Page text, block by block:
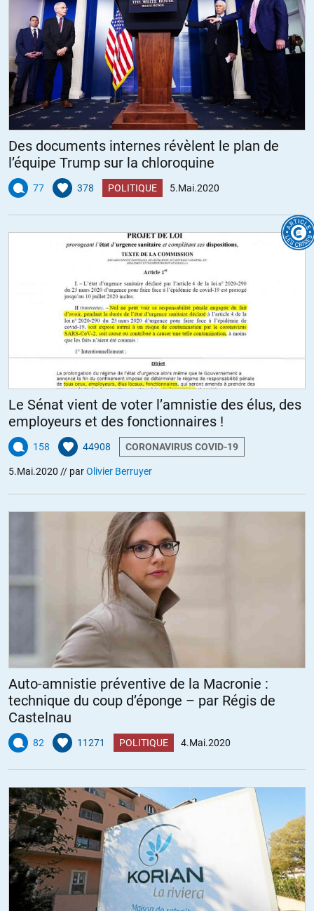
Des documents internes révèlent le plan de
l’équipe Trump sur la chloroquine
77 378 POLITIQUE 5.Mai.2020
Le Sénat vient de voter l’amnistie des élus, des
employeurs et des fonctionnaires !
158 44908 CORONAVIRUS COVID-19
5.Mai.2020 // parOlivier Berruyer
Auto-amnistie préventive de la Macronie :
technique du coup d’éponge – par Régis de
Castelnau
82 11271 POLITIQUE 4.Mai.2020